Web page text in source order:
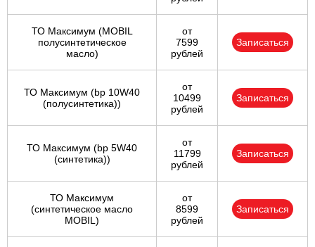
ТО Максимум (MOBIL
полуcинтетическое
масло)
от
7599
рублей
Записаться
ТО Максимум (bp 10W40
(полусинтетика))
от
10499
рублей
Записаться
ТО Максимум (bp 5W40
(синтетика))
от
11799
рублей
Записаться
ТО Максимум
(cинтетическое масло
MOBIL)
от
8599
рублей
Записаться